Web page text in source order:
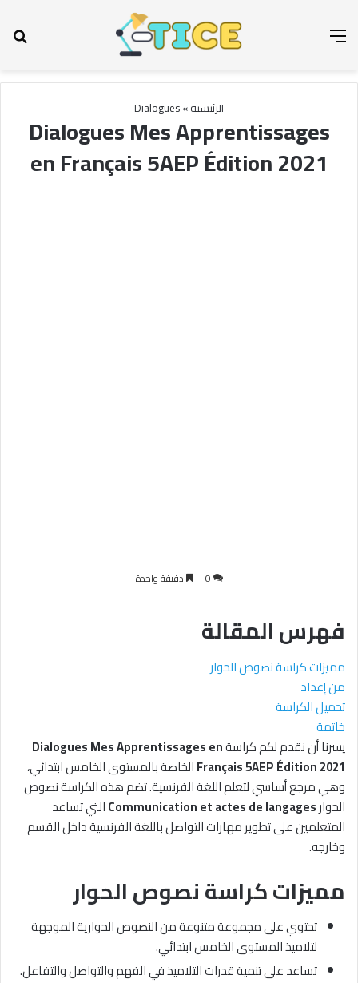
القائمة
الرئيسية»
Dialogues
Dialogues Mes Apprentissages
en Français 5AEP Édition 2021
0 دقيقة واحدة
فهرس المقالة
مميزات كراسة نصوص الحوار
من إعداد
تحميل الكراسة
خاتمة
يسرنا أن نقدم لكم كراسةDialogues Mes Apprentissages en
Français 5AEP Édition 2021الخاصة بالمستوى الخامس ابتدائي،
وهي مرجع أساسي لتعلم اللغة الفرنسية. تضم هذه الكراسة نصوص
الحوارCommunication et actes de langagesالتي تساعد
المتعلمين على تطوير مهارات التواصل باللغة الفرنسية داخل القسم
وخارجه.
مميزات كراسة نصوص الحوار
تحتوي على مجموعة متنوعة من النصوص الحوارية الموجهة
لتلاميذ المستوى الخامس ابتدائي.
تساعد على تنمية قدرات التلاميذ في الفهم والتواصل والتفاعل.